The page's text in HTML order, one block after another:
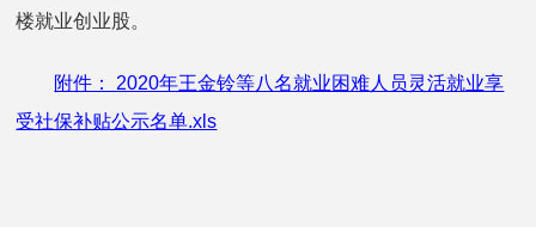
楼就业创业股。
附件： 2020年王金铃等八名就业困难人员灵活就业享
受社保补贴公示名单.xls